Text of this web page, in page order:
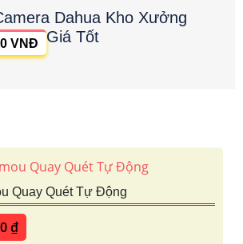
Dahua Kho Xưởng
Giá Tốt
VNĐ
Quay Quét Tự Động
₫